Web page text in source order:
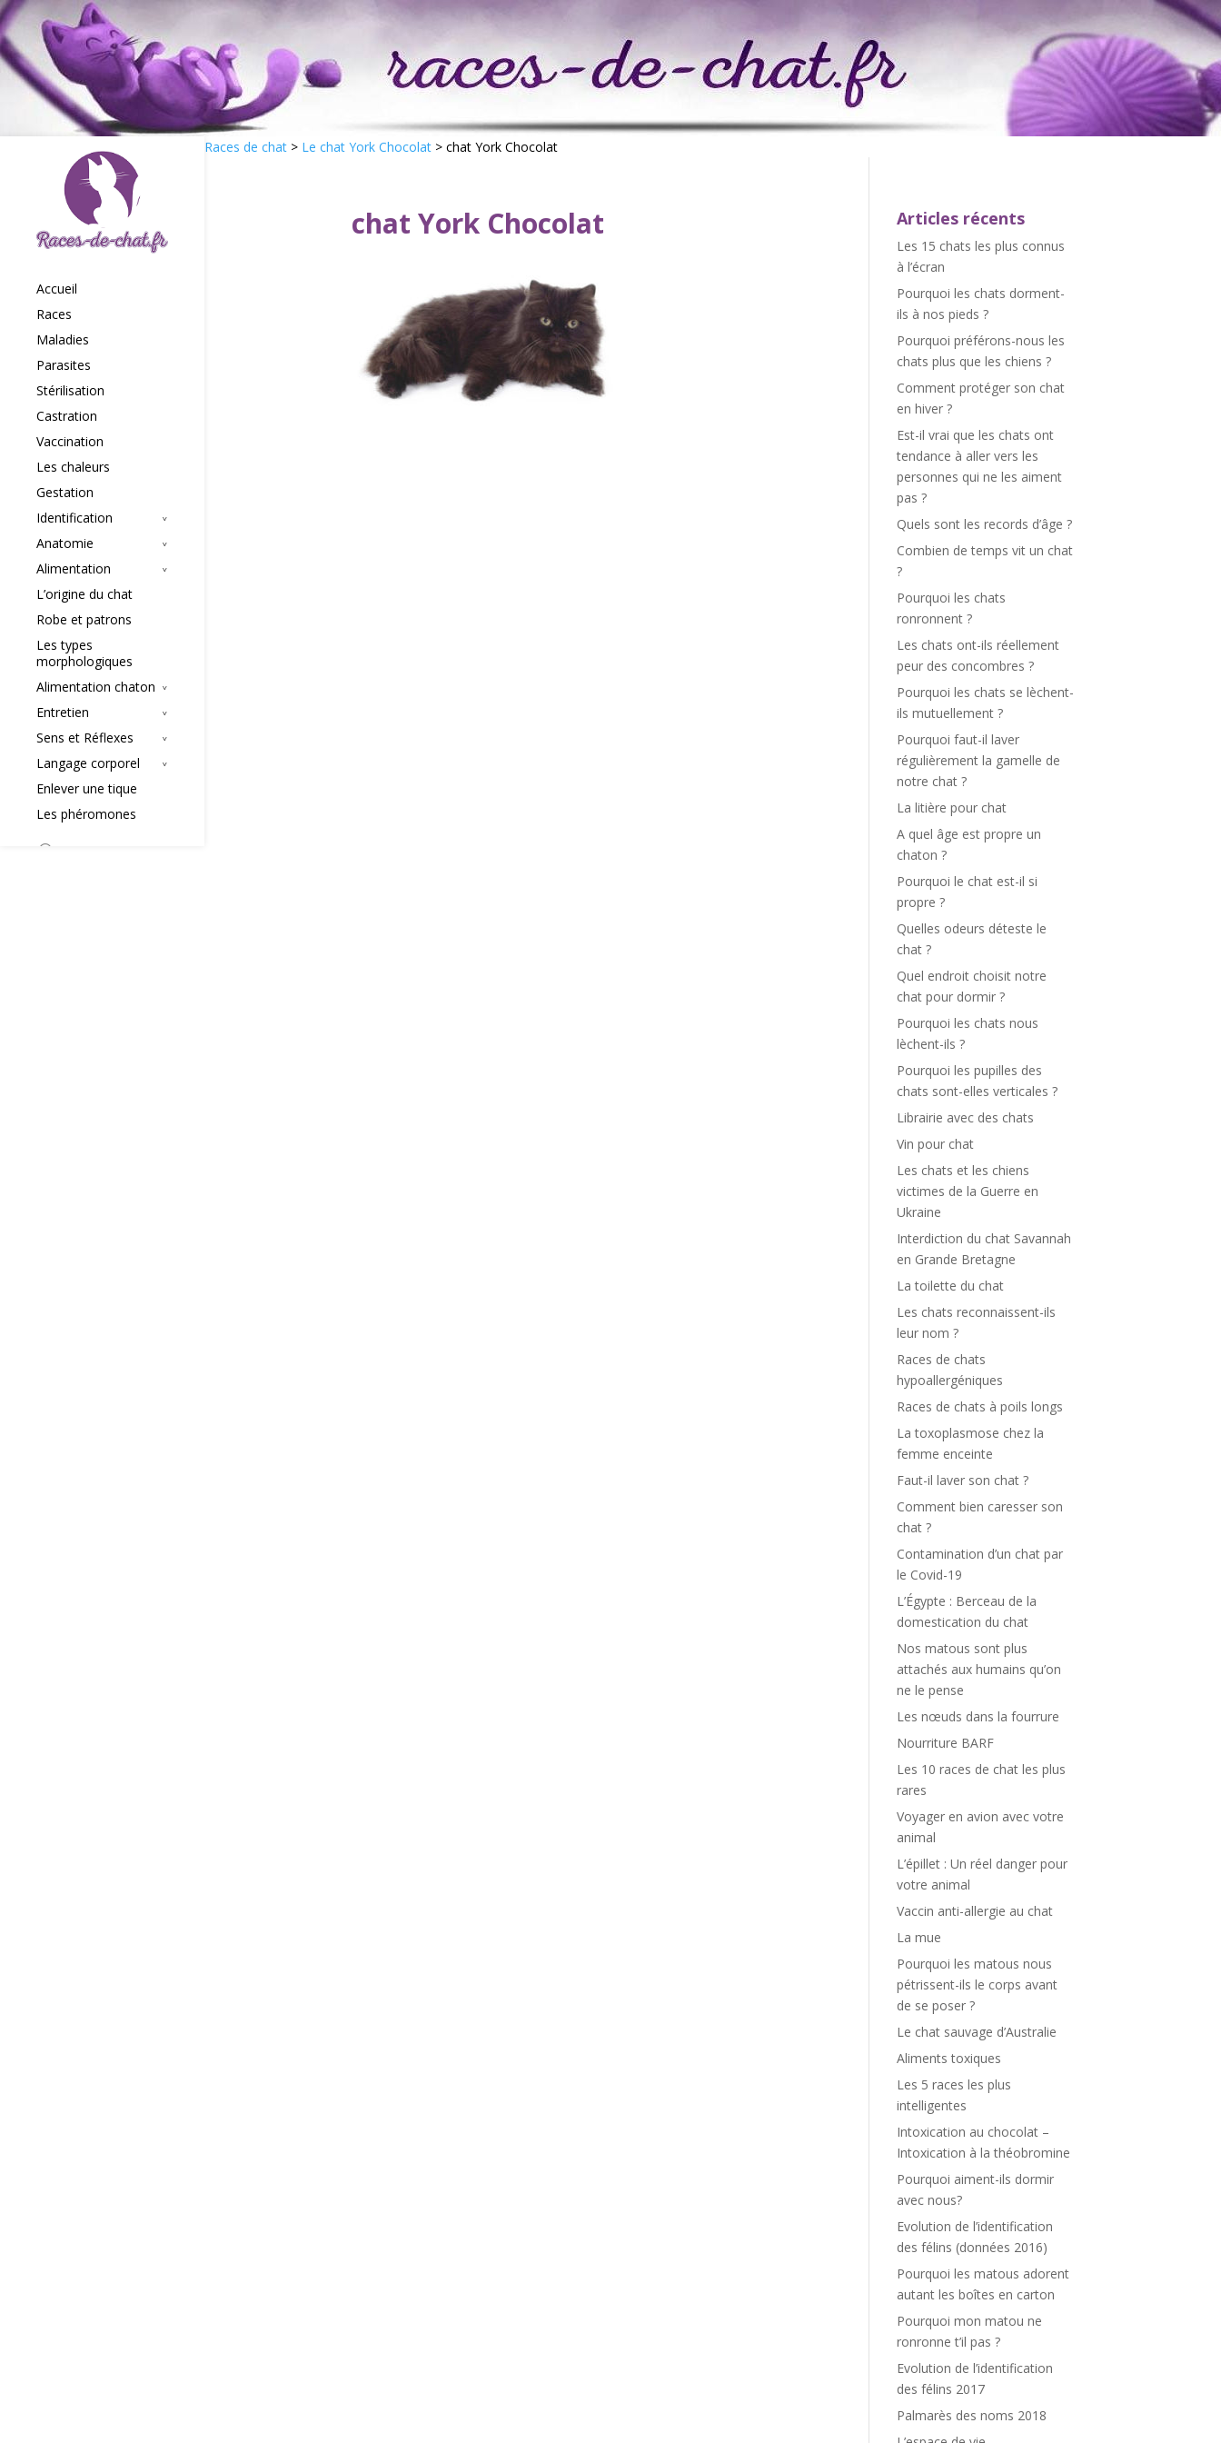
Accueil
Races
Maladies
Parasites
Stérilisation
Castration
Vaccination
Les chaleurs
Gestation
Identification
Anatomie
Alimentation
L’origine du chat
Robe et patrons
Les types
morphologiques
Alimentation chaton
Entretien
Sens et Réflexes
Langage corporel
Enlever une tique
Les phéromones
Races de chat > Le chat York Chocolat > chat York Chocolat
chat York Chocolat Articles récents
Les 15 chats les plus connus
à l’écran
Pourquoi les chats dorment-
ils à nos pieds ?
Pourquoi préférons-nous les
chats plus que les chiens ?
Comment protéger son chat
en hiver ?
Est-il vrai que les chats ont
tendance à aller vers les
personnes qui ne les aiment
pas ?
Quels sont les records d’âge ?
Combien de temps vit un chat
?
Pourquoi les chats
ronronnent ?
Les chats ont-ils réellement
peur des concombres ?
Pourquoi les chats se lèchent-
ils mutuellement ?
Pourquoi faut-il laver
régulièrement la gamelle de
notre chat ?
La litière pour chat
A quel âge est propre un
chaton ?
Pourquoi le chat est-il si
propre ?
Quelles odeurs déteste le
chat ?
Quel endroit choisit notre
chat pour dormir ?
Pourquoi les chats nous
lèchent-ils ?
Pourquoi les pupilles des
chats sont-elles verticales ?
Librairie avec des chats
Vin pour chat
Les chats et les chiens
victimes de la Guerre en
Ukraine
Interdiction du chat Savannah
en Grande Bretagne
La toilette du chat
Les chats reconnaissent-ils
leur nom ?
Races de chats
hypoallergéniques
Races de chats à poils longs
La toxoplasmose chez la
femme enceinte
Faut-il laver son chat ?
Comment bien caresser son
chat ?
Contamination d’un chat par
le Covid-19
L’Égypte : Berceau de la
domestication du chat
Nos matous sont plus
attachés aux humains qu’on
ne le pense
Les nœuds dans la fourrure
Nourriture BARF
Les 10 races de chat les plus
rares
Voyager en avion avec votre
animal
L’épillet : Un réel danger pour
votre animal
Vaccin anti-allergie au chat
La mue
Pourquoi les matous nous
pétrissent-ils le corps avant
de se poser ?
Le chat sauvage d’Australie
Aliments toxiques
Les 5 races les plus
intelligentes
Intoxication au chocolat –
Intoxication à la théobromine
Pourquoi aiment-ils dormir
avec nous?
Evolution de l’identification
des félins (données 2016)
Pourquoi les matous adorent
autant les boîtes en carton
Pourquoi mon matou ne
ronronne t’il pas ?
Evolution de l’identification
des félins 2017
Palmarès des noms 2018